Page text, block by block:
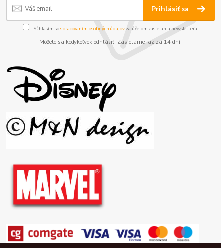
Prihlásiť sa
Súhlasím sospracovaním osobných údajov za účelom zasielania newslettera.
Môžete sa kedykoľvek odhlásiť. Zasielame raz za 14 dní.